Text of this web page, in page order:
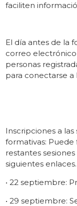
faciliten
El día antes de la
correo
personas
para conectarse a
Inscripciones a
formativas: Puede
restantes
siguientes enlaces.
• 22 septiembre:
• 29 septiembre: